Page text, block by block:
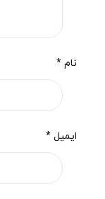
نام *
ایمیل *